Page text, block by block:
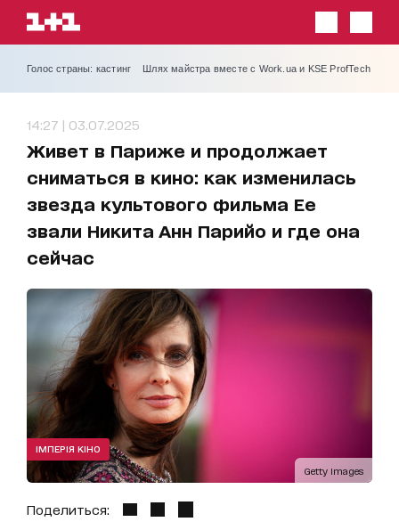
Голос страны: кастинг Шлях майстра вместе с Work.ua и KSE ProfTech
14:27 | 03.07.2025
Живет в Париже и продолжает
сниматься в кино: как изменилась
звезда культового фильма Ее
звали Никита Анн Парийо и где она
сейчас
Getty Images
ІМПЕРІЯ КІНО
Поделиться: